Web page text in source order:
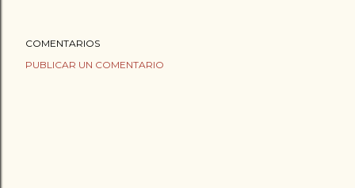
COMENTARIOS
PUBLICAR UN COMENTARIO